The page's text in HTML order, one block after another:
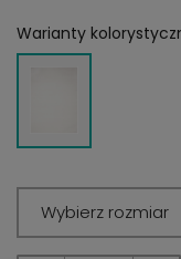
Warianty
Wybierz rozmiar